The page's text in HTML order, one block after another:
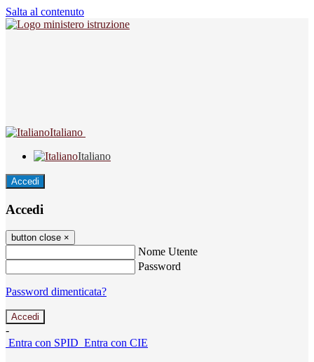
Salta al contenuto
Italiano
Italiano
Accedi
Accedi
button close ×
Nome Utente
Password
Password dimenticata?
-
Entra con SPID Entra con CIE